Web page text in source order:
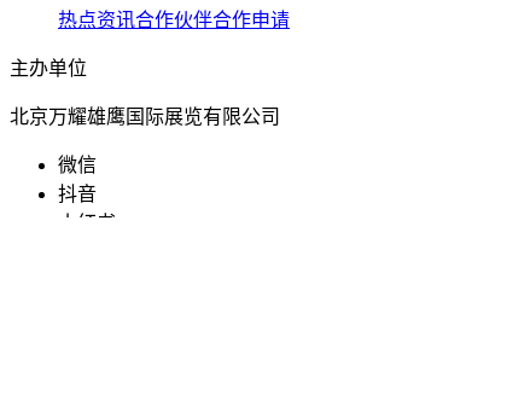
热点资讯合作伙伴合作申请
主办单位
北京万耀雄鹰国际展览有限公司
微信
抖音
小红书